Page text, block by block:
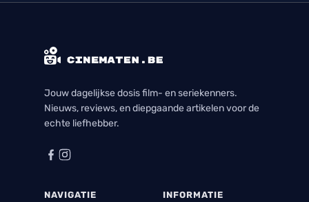
Jouw dagelijkse dosis film- en seriekenners.
Nieuws, reviews, en diepgaande artikelen voor de
echte liefhebber.
NAVIGATIE INFORMATIE